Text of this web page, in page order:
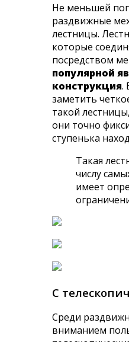
Не меньшей
раздвижные
лестницы.
которые
посредством
популярной
конструкция.
заметить
такой
они точно
ступенька
Такая
числу
имеет
С
Среди
вниманием